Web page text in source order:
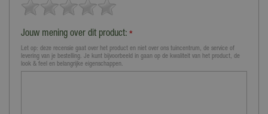
Jouw mening over dit product: *
Let op: deze recensie gaat over het product en niet over ons tuincentrum, de service of
levering van je bestelling. Je kunt bijvoorbeeld in gaan op de kwaliteit van het product, de
look & feel en belangrijke eigenschappen.